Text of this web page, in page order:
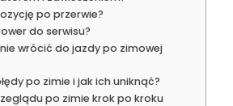
po przerwie?
do serwisu?
wrócić do jazdy po zimowej
po zimie i jak ich uniknąć?
po zimie krok po kroku